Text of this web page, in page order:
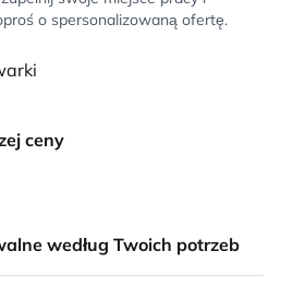
o spersonalizowaną ofertę.
ceny
według Twoich potrzeb